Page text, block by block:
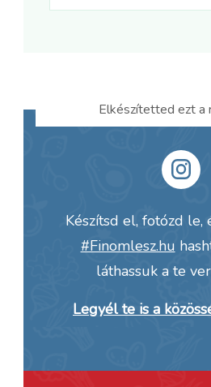
Elkészítetted ezt a
Készítsd el, fotózd
#Finomlesz.hu
láthassuk a te
Legyél te is a